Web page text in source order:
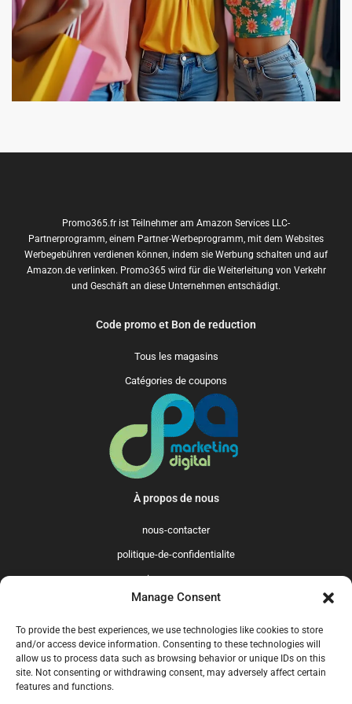
Manage Consent
To provide the best experiences, we use technologies like cookies to store
and/or access device information. Consenting to these technologies will
allow us to process data such as browsing behavior or unique IDs on this
site. Not consenting or withdrawing consent, may adversely affect certain
features and functions.
Promo365.fr ist Teilnehmer am Amazon Services LLC-
Partnerprogramm, einem Partner-Werbeprogramm, mit dem Websites
Werbegebühren verdienen können, indem sie Werbung schalten und auf
Amazon.de verlinken. Promo365 wird für die Weiterleitung von Verkehr
und Geschäft an diese Unternehmen entschädigt.
Code promo et Bon de reduction
Tous les magasins
Catégories de coupons
À propos de nous
nous-contacter
politique-de-confidentialite
qui-sommes-nous
US GB FR IT ES NL AU BR CA